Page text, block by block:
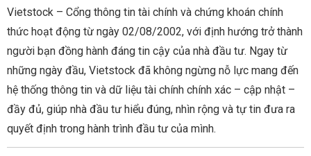
Vietstock – Cổng thông tin tài chính và chứng khoán chính
thức hoạt động từ ngày 02/08/2002, với định hướng trở thành
người bạn đồng hành đáng tin cậy của nhà đầu tư. Ngay từ
những ngày đầu, Vietstock đã không ngừng nỗ lực mang đến
hệ thống thông tin và dữ liệu tài chính chính xác – cập nhật –
đầy đủ, giúp nhà đầu tư hiểu đúng, nhìn rộng và tự tin đưa ra
quyết định trong hành trình đầu tư của mình.